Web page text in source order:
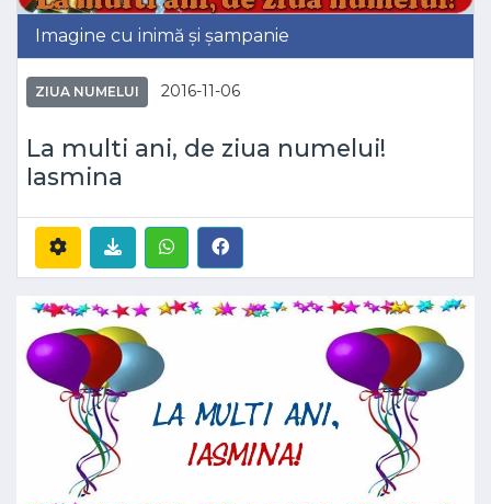
Imagine cu inimă și șampanie
ZIUA NUMELUI 2016-11-06
La multi ani, de ziua numelui!
Iasmina